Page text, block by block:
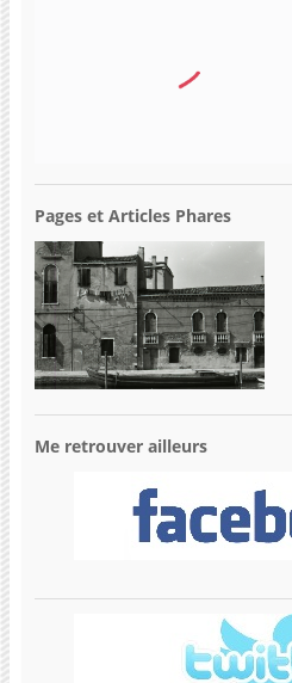
Pages et Articles Phares
Me retrouver ailleurs